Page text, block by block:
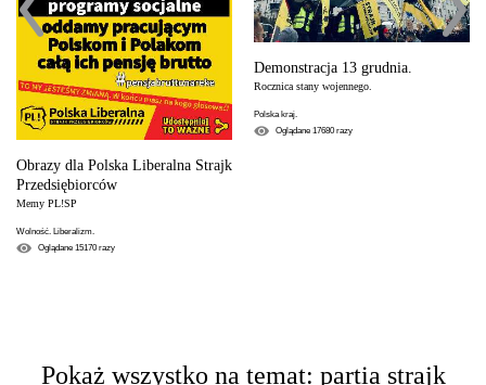
Obrazy dla Polska Liberalna Strajk
Przedsiębiorców
Memy PL!SP
Wolność. Liberalizm.
Oglądane 15170razy
Demonstracja 13 grudnia.
Rocznica stany wojennego.
Polska kraj.
Oglądane 17680razy
Pokaż wszystko na temat: partia strajk